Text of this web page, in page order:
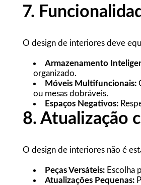
7.
O design de interiores deve
Armazenamento
organizado.
Móveis Multifuncionais:
ou mesas dobráveis.
Espaços Negativos:
8. Atualização
O design de interiores não é
Peças Versáteis: Escolha
Atualizações Pequenas: